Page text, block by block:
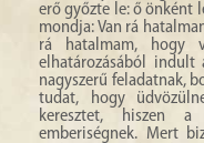
erő győzte le: ő önként
mondja: Van rá
rá hatalmam, hogy
elhatározásából indult
nagyszerű feladatnak,
tudat, hogy
keresztet, hiszen a
emberiségnek. Mert